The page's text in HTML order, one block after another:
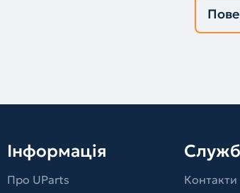
Інформація
Про UParts
Контакти